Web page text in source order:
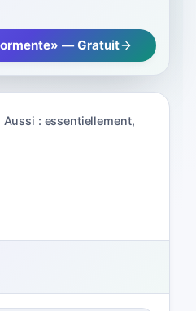
— Gratuit
Aussi : essentiellement,